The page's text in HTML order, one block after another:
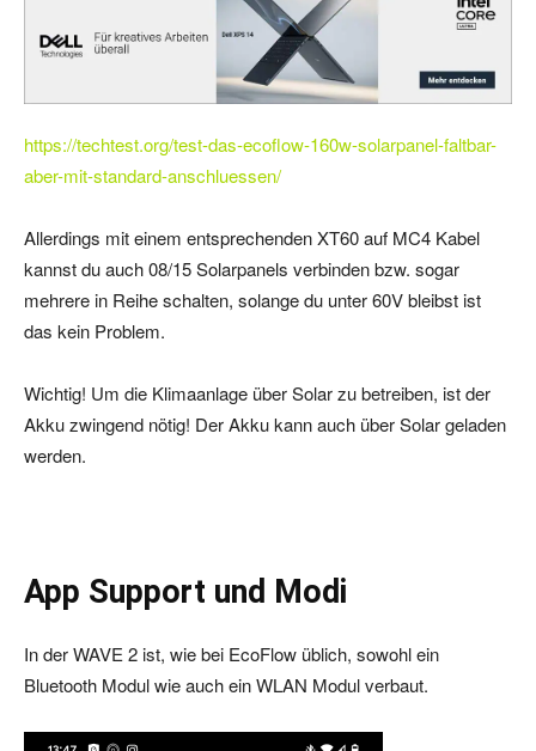
https://techtest.org/test-das-ecoflow-160w-solarpanel-faltbar-
aber-mit-standard-anschluessen/
Allerdings mit einem entsprechenden XT60 auf MC4 Kabel
kannst du auch 08/15 Solarpanels verbinden bzw. sogar
mehrere in Reihe schalten, solange du unter 60V bleibst ist
das kein Problem.
Wichtig! Um die Klimaanlage über Solar zu betreiben, ist der
Akku zwingend nötig! Der Akku kann auch über Solar geladen
werden.
App Support und Modi
In der WAVE 2 ist, wie bei EcoFlow üblich, sowohl ein
Bluetooth Modul wie auch ein WLAN Modul verbaut.